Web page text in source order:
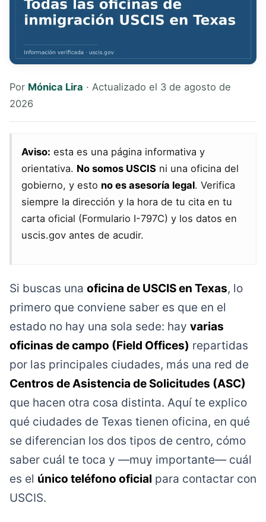
Por Mónica Lira · Actualizado el 3 de agosto de
2026
Aviso: esta es una página informativa y
orientativa. No somos USCIS ni una oficina del
gobierno, y esto no es asesoría legal. Verifica
siempre la dirección y la hora de tu cita en tu
carta oficial (Formulario I-797C) y los datos en
uscis.gov antes de acudir.
Si buscas una oficina de USCIS en Texas, lo
primero que conviene saber es que en el
estado no hay una sola sede: hay varias
oficinas de campo (Field Offices) repartidas
por las principales ciudades, más una red de
Centros de Asistencia de Solicitudes (ASC)
que hacen otra cosa distinta. Aquí te explico
qué ciudades de Texas tienen oficina, en qué
se diferencian los dos tipos de centro, cómo
saber cuál te toca y —muy importante— cuál
es el único teléfono oficial para contactar con
USCIS.